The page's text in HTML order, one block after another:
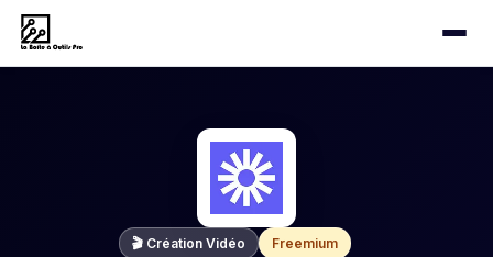
🎬 Création Vidéo Freemium